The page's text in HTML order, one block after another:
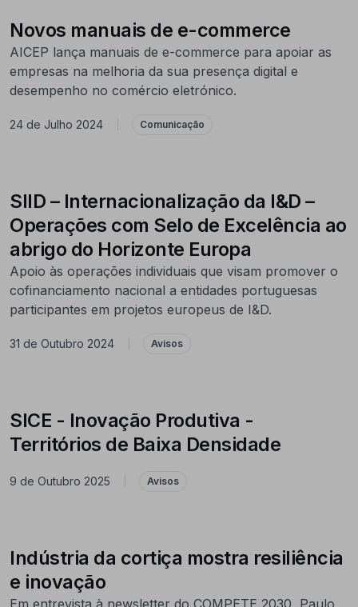
Novos manuais de e-commerce
AICEP lança manuais de e-commerce para apoiar as
empresas na melhoria da sua presença digital e
desempenho no comércio eletrónico.
24 de Julho 2024 Comunicação
SIID – Internacionalização da I&D –
Operações com Selo de Excelência ao
abrigo do Horizonte Europa
Apoio às operações individuais que visam promover o
cofinanciamento nacional a entidades portuguesas
participantes em projetos europeus de I&D.
31 de Outubro 2024 Avisos
SICE - Inovação Produtiva -
Territórios de Baixa Densidade
9 de Outubro 2025 Avisos
Indústria da cortiça mostra resiliência
e inovação
Em entrevista à newsletter do COMPETE 2030, Paulo